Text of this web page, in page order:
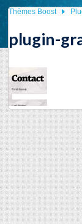
Thèmes Boost
plugin-